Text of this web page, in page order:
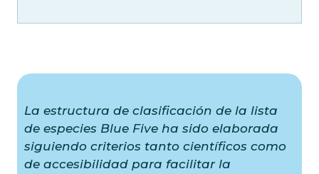
La estructura de clasificación de la lista
de especies Blue Five ha sido elaborada
siguiendo criterios tanto científicos como
de accesibilidad para facilitar la